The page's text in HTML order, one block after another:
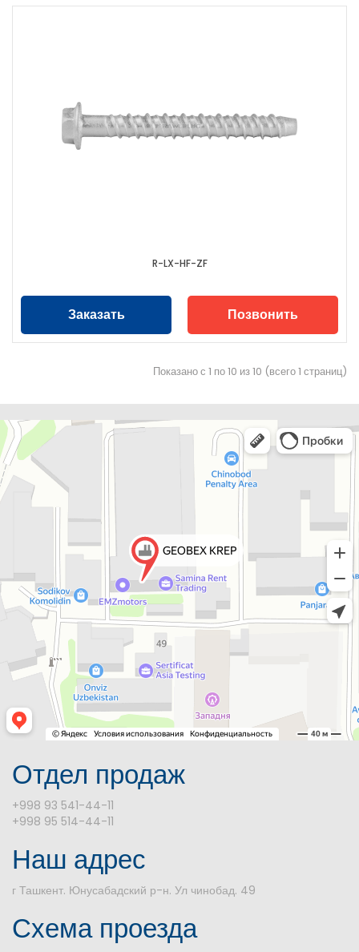
R-LX-HF-ZF
Заказать Позвонить
Показано с 1 по 10 из 10 (всего 1 страниц)
Отдел продаж
+998 93 541-44-11
+998 95 514-44-11
Наш адрес
г Ташкент. Юнусабадский р-н. Ул чинобад. 49
Схема проезда